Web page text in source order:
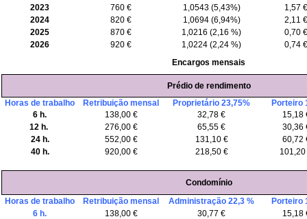
2023
760 € 1,0543 (5,43%)
1,57 €
2024
820 € 1,0694 (6,94%)
2,11 €
2025
870 € 1,0216 (2,16 %)
0,70 €
2026
920 € 1,0224 (2,24 %)
0,74 €
Encargos mensais
Prédio de rendimento
Horas de trabalho
Retribuição mensal Proprietário 23,75%
Porteiro
6 h.
138,00 € 32,78 €
15,18
12 h.
276,00 € 65,55 €
30,36
24 h.
552,00 € 131,10 €
60,72
40 h.
920,00 € 218,50 € 101,20
Condomínio
Horas de trabalho
Retribuição mensal Administração 22,3 %
Porteiro
6 h.
138,00 € 30,77 €
15,18